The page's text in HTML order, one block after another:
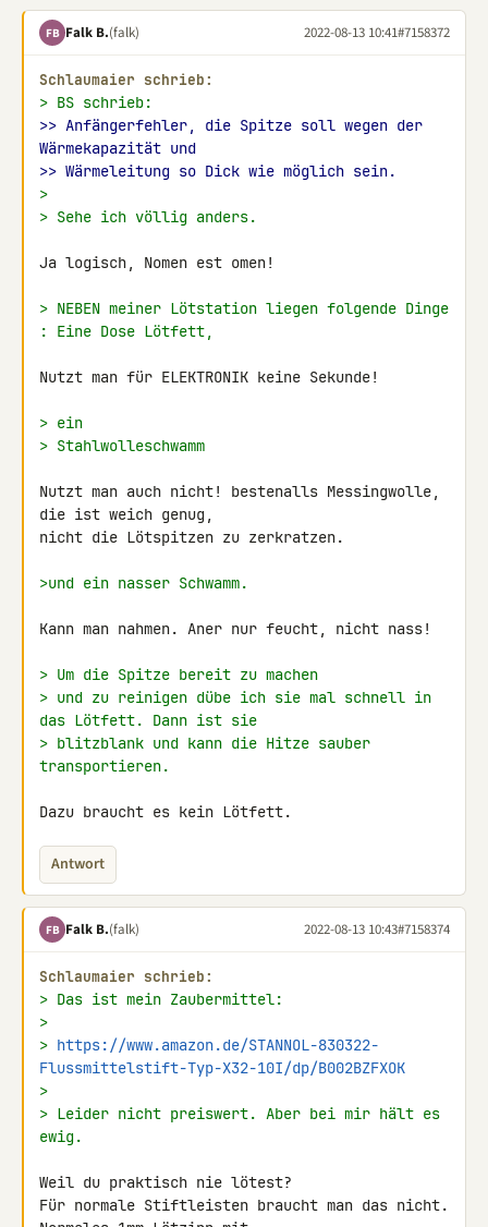
FB Falk B.(falk) 2022-08-13 10:41#7158372
Schlaumaier schrieb:
> BS schrieb:
>> Anfängerfehler, die Spitze soll wegen der
Wärmekapazität und
>> Wärmeleitung so Dick wie möglich sein.
>
> Sehe ich völlig anders.
Ja logisch, Nomen est omen!
> NEBEN meiner Lötstation liegen folgende Dinge
: Eine Dose Lötfett,
Nutzt man für ELEKTRONIK keine Sekunde!
> ein
> Stahlwolleschwamm
Nutzt man auch nicht! bestenalls Messingwolle,
die ist weich genug,
nicht die Lötspitzen zu zerkratzen.
>und ein nasser Schwamm.
Kann man nahmen. Aner nur feucht, nicht nass!
> Um die Spitze bereit zu machen
> und zu reinigen dübe ich sie mal schnell in
das Lötfett. Dann ist sie
> blitzblank und kann die Hitze sauber
transportieren.
Dazu braucht es kein Lötfett.
Antwort
FB Falk B.(falk) 2022-08-13 10:43#7158374
Schlaumaier schrieb:
> Das ist mein Zaubermittel:
>
> https://www.amazon.de/STANNOL-830322-
Flussmittelstift-Typ-X32-10I/dp/B002BZFXOK
>
> Leider nicht preiswert. Aber bei mir hält es
ewig.
Weil du praktisch nie lötest?
Für normale Stiftleisten braucht man das nicht.